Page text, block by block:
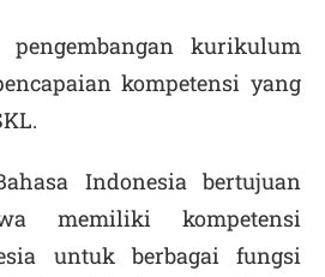
kurikulum
kompetensi yang
Indonesia bertujuan
memiliki kompetensi
untuk berbagai fungsi